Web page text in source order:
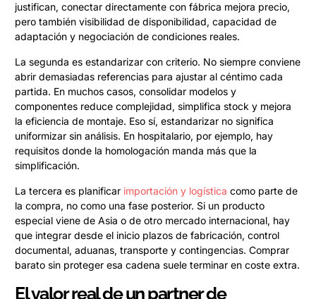
justifican, conectar directamente con fábrica mejora precio,
pero también visibilidad de disponibilidad, capacidad de
adaptación y negociación de condiciones reales.
La segunda es estandarizar con criterio. No siempre conviene
abrir demasiadas referencias para ajustar al céntimo cada
partida. En muchos casos, consolidar modelos y
componentes reduce complejidad, simplifica stock y mejora
la eficiencia de montaje. Eso sí, estandarizar no significa
uniformizar sin análisis. En hospitalario, por ejemplo, hay
requisitos donde la homologación manda más que la
simplificación.
La tercera es planificar importación y logística como parte de
la compra, no como una fase posterior. Si un producto
especial viene de Asia o de otro mercado internacional, hay
que integrar desde el inicio plazos de fabricación, control
documental, aduanas, transporte y contingencias. Comprar
barato sin proteger esa cadena suele terminar en coste extra.
El valor real de un partner de